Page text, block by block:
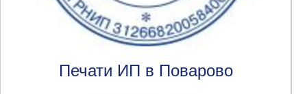
Печати ИП в Поварово